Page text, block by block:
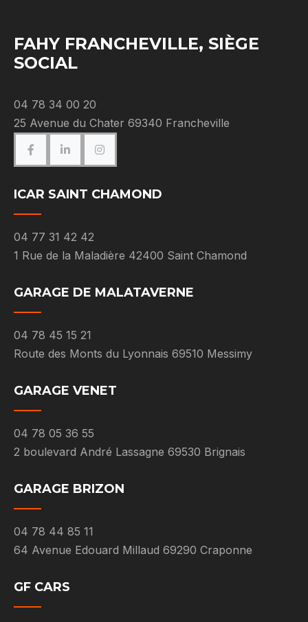
FAHY FRANCHEVILLE, SIÈGE
SOCIAL
04 78 34 00 20
25 Avenue du Chater 69340 Francheville
ICAR SAINT CHAMOND
04 77 31 42 42
1 Rue de la Maladière 42400 Saint Chamond
GARAGE DE MALATAVERNE
04 78 45 15 21
Route des Monts du Lyonnais 69510 Messimy
GARAGE VENET
04 78 05 36 55
2 boulevard André Lassagne 69530 Brignais
GARAGE BRIZON
04 78 44 85 11
64 Avenue Edouard Millaud 69290 Craponne
GF CARS